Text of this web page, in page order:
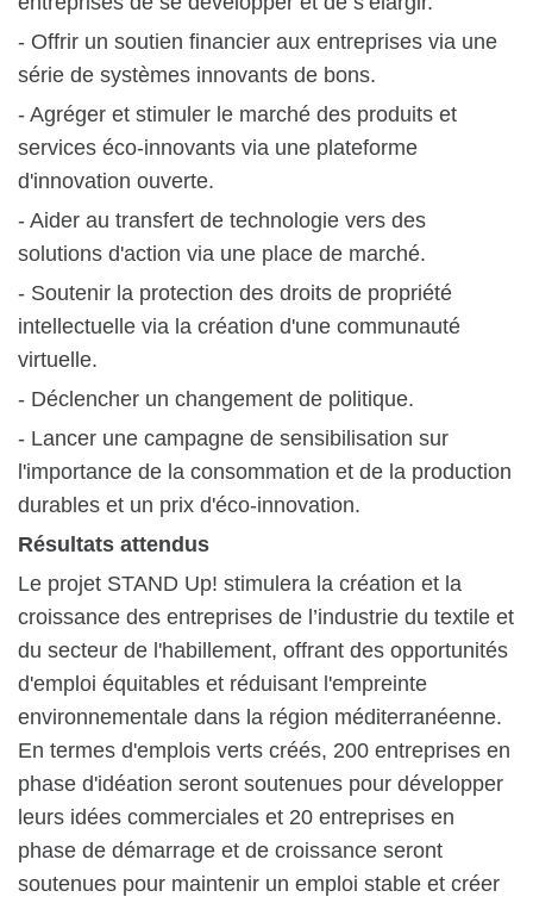
- Offrir un soutien financier aux entreprises via une
série de systèmes innovants de bons.
- Agréger et stimuler le marché des produits et
services éco-innovants via une plateforme
d'innovation ouverte.
- Aider au transfert de technologie vers des
solutions d'action via une place de marché.
- Soutenir la protection des droits de propriété
intellectuelle via la création d'une communauté
virtuelle.
- Déclencher un changement de politique.
- Lancer une campagne de sensibilisation sur
l'importance de la consommation et de la production
durables et un prix d'éco-innovation.
Résultats attendus
Le projet STAND Up! stimulera la création et la
croissance des entreprises de l’industrie du textile et
du secteur de l'habillement, offrant des opportunités
d'emploi équitables et réduisant l'empreinte
environnementale dans la région méditerranéenne.
En termes d'emplois verts créés, 200 entreprises en
phase d'idéation seront soutenues pour développer
leurs idées commerciales et 20 entreprises en
phase de démarrage et de croissance seront
soutenues pour maintenir un emploi stable et créer